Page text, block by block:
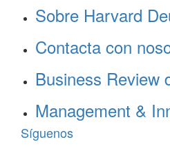
Sobre Harvard
Contacta con
Business Review
Management &
Síguenos